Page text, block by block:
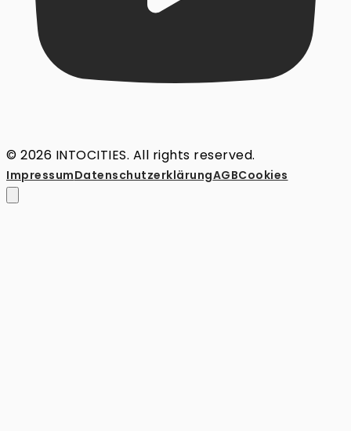
© 2026 INTOCITIES. All rights reserved.
ImpressumDatenschutz­erklärungAGBCookies